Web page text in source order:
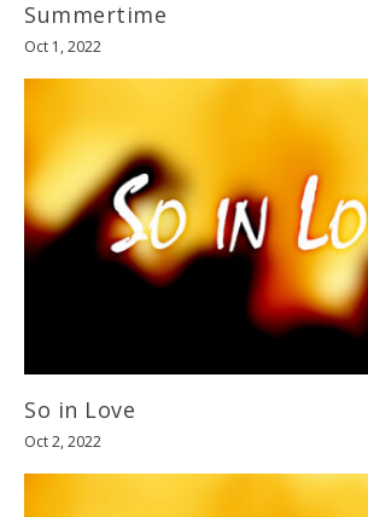
Summertime
Oct 1, 2022
So in Love
Oct 2, 2022